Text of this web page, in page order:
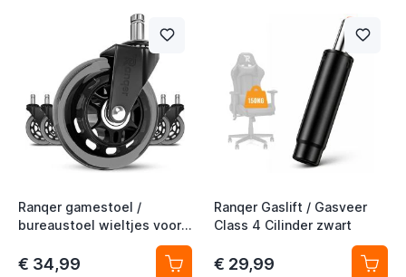
Ranqer gamestoel /
bureaustoel wieltjes voor
€ 34,99
Ranqer Gaslift / Gasveer
Class 4 Cilinder zwart
€ 29,99